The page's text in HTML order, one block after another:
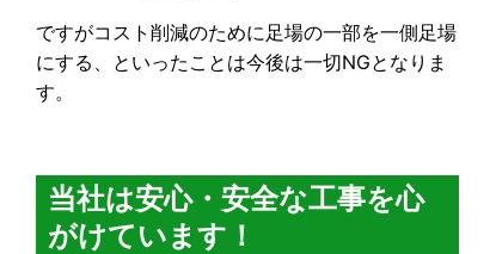
ですがコスト削減のために足場の一部を一側足場
にする、といったことは今後は一切NGとなりま
す。
当社は安心・安全な工事を心
がけています！